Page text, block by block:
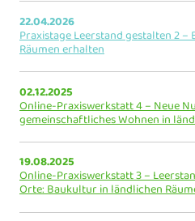
22.04.2026
Praxistage Leerstand gestalten 2
Räumen erhalten
02.12.2025
Online-Praxiswerkstatt 4 – Neue
gemeinschaftliches Wohnen in
19.08.2025
Online-Praxiswerkstatt 3 –
Orte: Baukultur in ländlichen